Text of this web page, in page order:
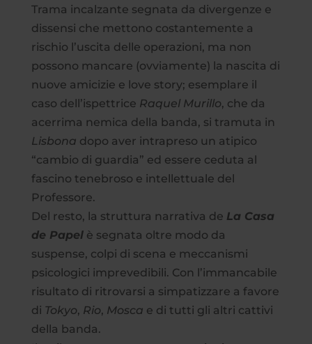
Trama incalzante segnata da divergenze e
dissensi che mettono costantemente a
rischio l’uscita delle operazioni, ma non
possono mancare (ovviamente) la nascita di
nuove amicizie e love story; esemplare il
caso dell’ispettrice Raquel Murillo, che da
acerrima nemica della banda, si tramuta in
Lisbona dopo aver intrapreso un atipico
“cambio di guardia” ed essere ceduta al
fascino tenebroso e intellettuale del
Professore.
Del resto, la struttura narrativa de La Casa
de Papelè segnata oltre modo da
suspense, colpi di scena e meccanismi
psicologici imprevedibili. Con l’immancabile
risultato di ritrovarsi a simpatizzare a favore
di Tokyo, Rio, Mosca e di tutti gli altri cattivi
della banda.